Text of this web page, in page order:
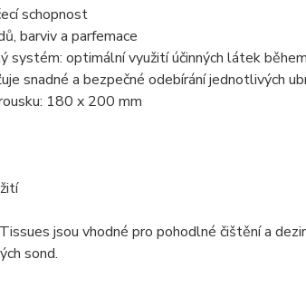
schopnost
barviv a parfemace
systém: optimální využití účinných látek
snadné a bezpečné odebírání jednotlivých
180 x 200 mm
jsou vhodné pro pohodlné čištění a
sond.